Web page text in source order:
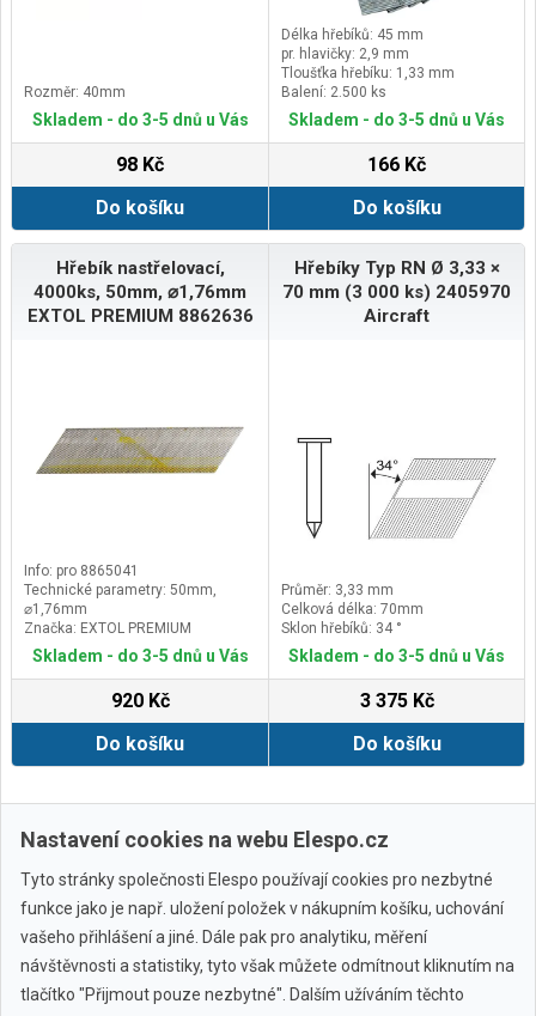
Rozměr: 40mm
Skladem - do 3-5 dnů u Vás
98 Kč
Do košíku
Délka hřebíků: 45 mm
pr. hlavičky: 2,9 mm
Tloušťka hřebíku: 1,33 mm
Balení: 2.500 ks
Skladem - do 3-5 dnů u Vás
166 Kč
Do košíku
Hřebík nastřelovací,
4000ks, 50mm, ⌀1,76mm
EXTOL PREMIUM 8862636
Info: pro 8865041
Technické parametry: 50mm,
⌀1,76mm
Značka: EXTOL PREMIUM
Doplňující parametr: H 3,1mm, 34°,
pozinkované
Skladem - do 3-5 dnů u Vás
920 Kč
Do košíku
Hřebíky Typ RN Ø 3,33 ×
70 mm (3 000 ks) 2405970
Aircraft
Průměr: 3,33 mm
Celková délka: 70mm
Sklon hřebíků: 34 °
Skladem - do 3-5 dnů u Vás
3 375 Kč
Do košíku
Další › Poslední »
Nastavení cookies na webu Elespo.cz
Tyto stránky společnosti Elespo používají cookies pro nezbytné
funkce jako je např. uložení položek v nákupním košíku, uchování
vašeho přihlášení a jiné. Dále pak pro analytiku, měření
návštěvnosti a statistiky, tyto však můžete odmítnout kliknutím na
tlačítko "Přijmout pouze nezbytné". Dalším užíváním těchto